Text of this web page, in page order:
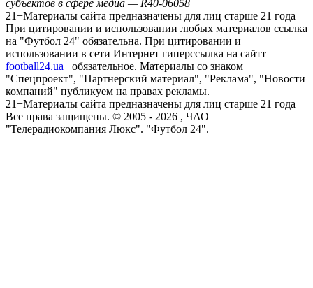
субъектов в сфере медиа — R40-06058
21+Материалы сайта предназначены для лиц старше 21 года
При цитировании и использовании любых материалов ссылка
на "Футбол 24" обязательна. При цитировании и
использовании в сети Интернет гиперссылка на сайтт
football24.ua
обязательное. Материалы со знаком
"Спецпроект", "Партнерский материал", "Реклама", "Новости
компаний" публикуем на правах рекламы.
21+Материалы сайта предназначены для лиц старше 21 года
Все права защищены. © 2005 - 2026 , ЧАО
"Телерадиокомпания Люкс". "Футбол 24".